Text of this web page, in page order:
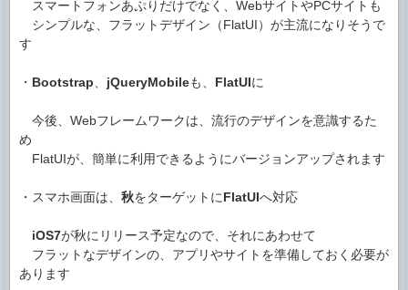
スマートフォンあぷりだけでなく、WebサイトやPCサイトも
シンプルな、フラットデザイン（FlatUI）が主流になりそうで
す
・ Bootstrap jQueryMobileも、 FlatUIに
今後、Webフレームワークは、流行のデザインを意識するた
め
FlatUIが、簡単に利用できるようにバージョンアップされます
・スマホ画面は、 秋をターゲットにFlatUIへ対応
iOS7が秋にリリース予定なので、それにあわせて
フラットなデザインの、アプリやサイトを準備しておく必要が
あります